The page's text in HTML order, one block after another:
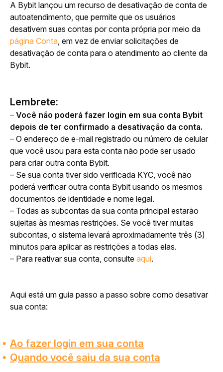
A Bybit lançou um recurso de desativação de conta de
autoatendimento, que permite que os usuários
página Conta, em vez de enviar solicitações de
desativação de conta para o atendimento ao cliente da
Bybit.
Lembrete:
– Você não poderá fazer login em sua conta Bybit
depois de ter confirmado a desativação da conta.
– O endereço de e-mail registrado ou número de celular
que você usou para esta conta não pode ser usado
para criar outra conta Bybit.
– Se sua conta tiver sido verificada KYC, você não
poderá verificar outra conta Bybit usando os mesmos
documentos de identidade e nome legal.
– Todas as subcontas da sua conta principal estarão
sujeitas às mesmas restrições. Se você tiver muitas
subcontas, o sistema levará aproximadamente três (3)
minutos para aplicar as restrições a todas elas.
– Para reativar sua conta, consulte aqui.
Aqui está um guia passo a passo sobre como desativar
sua conta:
Ao fazer login em sua conta
Quando você saiu da sua conta